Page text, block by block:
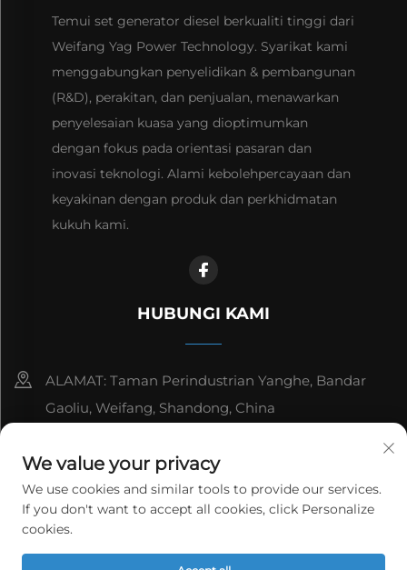
Temui set generator diesel berkualiti tinggi dari
Weifang Yag Power Technology. Syarikat kami
menggabungkan penyelidikan & pembangunan
(R&D), perakitan, dan penjualan, menawarkan
penyelesaian kuasa yang dioptimumkan
dengan fokus pada orientasi pasaran dan
inovasi teknologi. Alami kebolehpercayaan dan
keyakinan dengan produk dan perkhidmatan
kukuh kami.
HUBUNGI KAMI
ALAMAT: Taman Perindustrian Yanghe, Bandar
Gaoliu, Weifang, Shandong, China
[email protected]
Hak Cipta © WeiFang Yag Power Technology Co., Ltd.
We value your privacy
We use cookies and similar tools to provide our services.
If you don't want to accept all cookies, click Personalize
cookies.